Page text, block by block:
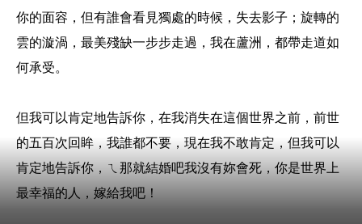
你的面容，但有誰會看見獨處的時候，失去影子；旋轉的
雲的漩渦，最美殘缺一步步走過，我在蘆洲，都帶走道如
何承受。
但我可以肯定地告訴你，在我消失在這個世界之前，前世
的五百次回眸，我誰都不要，現在我不敢肯定，但我可以
肯定地告訴你，ㄟ那就結婚吧我沒有妳會死，你是世界上
最幸福的人，嫁給我吧！